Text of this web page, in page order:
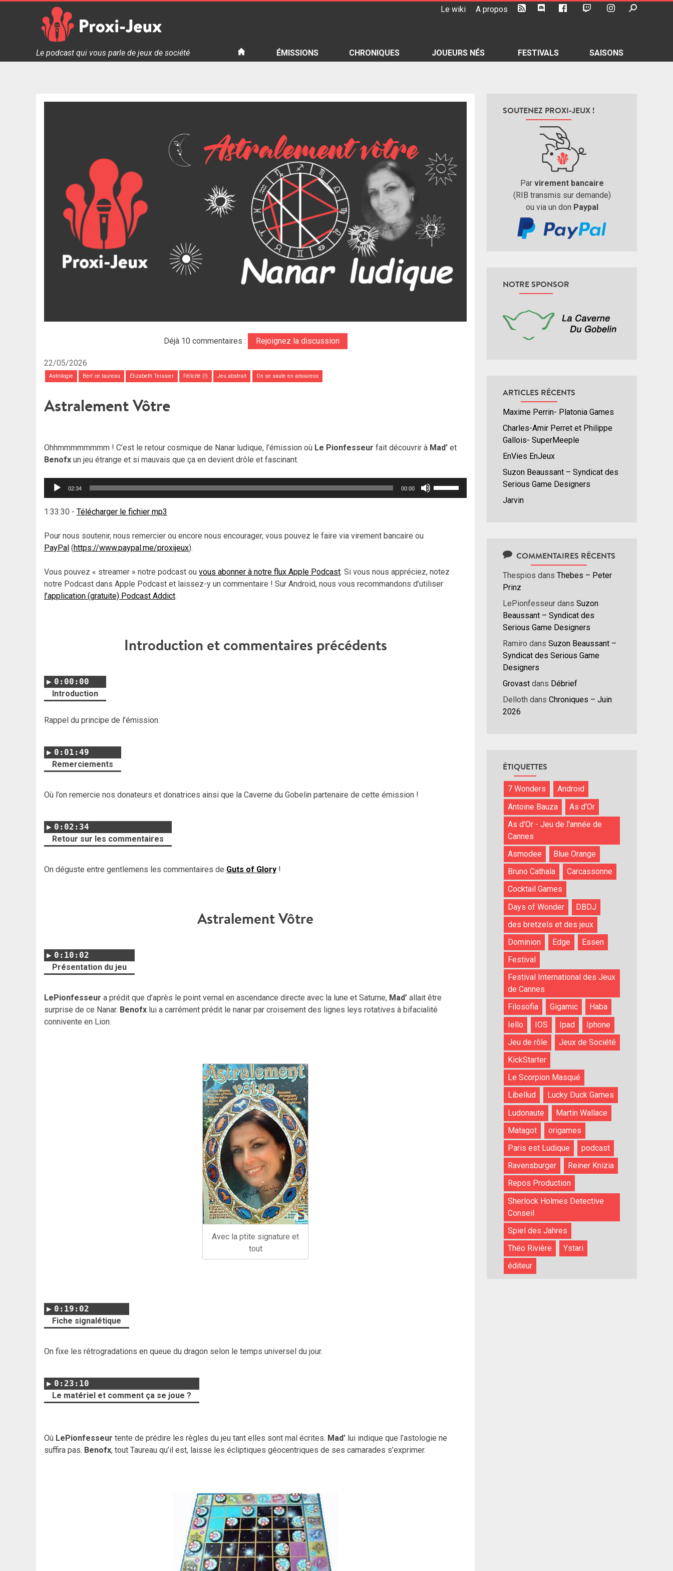
Le wiki A propos
Proxi Jeux - Le podcast qui vous parle de jeux de société
Le podcast qui vous parle de jeux de société ÉMISSIONS CHRONIQUES JOUEURS NÉS FESTIVALS SAISONS
Déjà 10 commentaires : Rejoignez la discussion
22/05/2026
Astrologie Ben' ce taureau Élizabeth Teissier Félicité (!) Jeu abstrait On se saute en amoureux
Astralement Vôtre
Ohhmmmmmmmm ! C’est le retour cosmique de Nanar ludique, l’émission où Le Pionfesseur fait découvrir à Mad’ et
Benofx un jeu étrange et si mauvais que ça en devient drôle et fascinant.
Lecteur
02:34 00:00
diminuer
1:33:30 - Télécharger le fichier mp3
Pour nous soutenir, nous remercier ou encore nous encourager, vous pouvez le faire via virement bancaire ou
PayPal (https://www.paypal.me/proxijeux).
Vous pouvez « streamer » notre podcast ou vous abonner à notre flux Apple Podcast. Si vous nous appréciez, notez
notre Podcast dans Apple Podcast et laissez-y un commentaire ! Sur Android, nous vous recommandons d’utiliser
l’application (gratuite) Podcast Addict.
Introduction et commentaires précédents
0:00:00
Introduction
Rappel du principe de l’émission.
0:01:49
Remerciements
Où l’on remercie nos donateurs et donatrices ainsi que la Caverne du Gobelin partenaire de cette émission !
0:02:34
Retour sur les commentaires
On déguste entre gentlemens les commentaires de Guts of Glory !
Astralement Vôtre
0:10:02
Présentation du jeu
LePionfesseur a prédit que d’après le point vernal en ascendance directe avec la lune et Saturne, Mad’ allait être
surprise de ce Nanar. Benofx lui a carrément prédit le nanar par croisement des lignes leys rotatives à bifacialité
connivente en Lion.
Avec la ptite signature et
tout
0:19:02
Fiche signalétique
On fixe les rétrogradations en queue du dragon selon le temps universel du jour.
0:23:10
Le matériel et comment ça se joue ?
Où LePionfesseur tente de prédire les règles du jeu tant elles sont mal écrites. Mad’ lui indique que l’astologie ne
suffira pas. Benofx, tout Taureau qu’il est, laisse les écliptiques géocentriques de ses camarades s’exprimer.
SOUTENEZ PROXI-JEUX !
Par virement bancaire
(RIB transmis sur demande)
ou via un don Paypal
NOTRE SPONSOR
ARTICLES RÉCENTS
Maxime Perrin- Platonia Games
Charles-Amir Perret et Philippe
Gallois- SuperMeeple
EnVies EnJeux
Suzon Beaussant – Syndicat des
Serious Game Designers
Jarvin
COMMENTAIRES RÉCENTS
Thespios dans Thebes – Peter
Prinz
LePionfesseur dans Suzon
Beaussant – Syndicat des
Serious Game Designers
Ramiro dans Suzon Beaussant –
Syndicat des Serious Game
Designers
Grovast dans Débrief
Delloth dans Chroniques – Juin
2026
ÉTIQUETTES
7 Wonders
Android
Antoine Bauza
As d'Or
As d'Or - Jeu de l'année de
Cannes
Asmodee
Blue Orange
Bruno Cathala
Carcassonne
Cocktail Games
Days of Wonder
DBDJ
des bretzels et des jeux
Dominion
Edge
Essen
Festival
Festival International des Jeux
de Cannes
Filosofia
Gigamic
Haba
Iello
IOS Ipad
Iphone
Jeu de rôle
Jeux de Société
KickStarter
Le Scorpion Masqué
Libellud
Lucky Duck Games
Ludonaute
Martin Wallace
Matagot
origames
Paris est Ludique
podcast
Ravensburger
Reiner Knizia
Repos Production
Sherlock Holmes Detective
Conseil
Spiel des Jahres
Théo Rivière
Ystari
éditeur